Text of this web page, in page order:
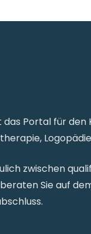
das Portal für
zwischen
Sie auf